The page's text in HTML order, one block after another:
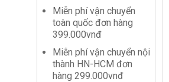
Miễn phí vận chuyển
toàn quốc đơn hàng
399.000vnđ
Miễn phí vận chuyển nội
thành HN-HCM đơn
hàng 299.000vnđ